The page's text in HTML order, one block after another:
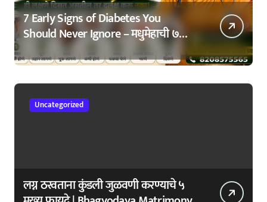
7 Early Signs of Diabetes You
Should Never Ignore – मधुमेहाची ७
सुरुवातीची लक्षणे – वेळेत ओळखा, आरोग्य
जपा
Uncategorized
लग्न ठरवताना कुंडली जुळवणी करण्याचे ५